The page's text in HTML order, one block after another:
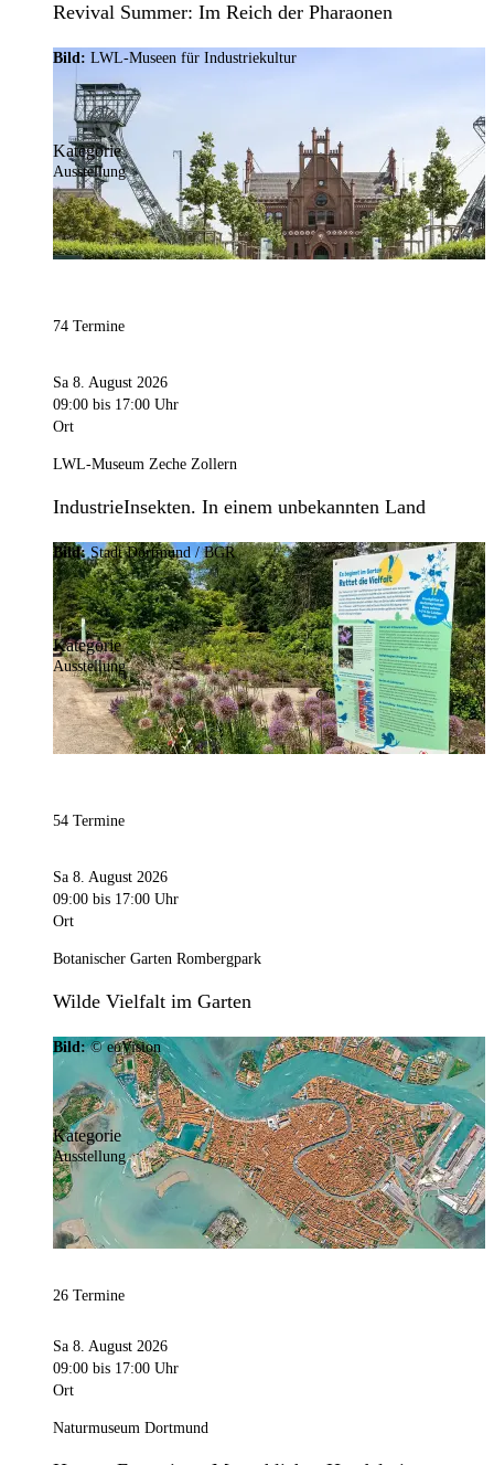
Revival Summer: Im Reich der Pharaonen
Bild: LWL-Museen für Industriekultur
Kategorie
Ausstellung
74 Termine
Sa 8. August 2026
09:00 bis 17:00 Uhr
Ort
LWL-Museum Zeche Zollern
IndustrieInsekten. In einem unbekannten Land
Bild: Stadt Dortmund / BGR
Kategorie
Ausstellung
54 Termine
Sa 8. August 2026
09:00 bis 17:00 Uhr
Ort
Botanischer Garten Rombergpark
Wilde Vielfalt im Garten
Bild:© eoVision
Kategorie
Ausstellung
26 Termine
Sa 8. August 2026
09:00 bis 17:00 Uhr
Ort
Naturmuseum Dortmund